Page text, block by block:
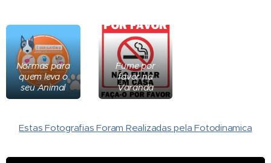
Normas para
quem leva o
seu Animal
Fume por
favor na
Varanda
Estas Fotografias Foram Realizadas pela Fotodinamica